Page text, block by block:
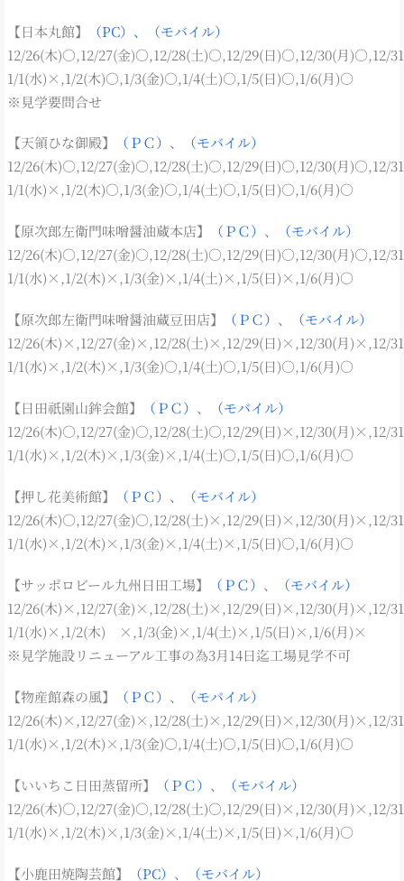
【日本丸館】 （PC）、
（モバイル）
12/26(木)○,12/27(金)○,12/28(土)○,12/29(日)○,12/30(月)○,12/
1/1(水)×,1/2(木)○,1/3(金)○,1/4(土)○,1/5(日)○,1/6(月)○
※見学要問合せ
【天領ひな御殿】 （ＰＣ） 、
（モバイル）
12/26(木)○,12/27(金)○,12/28(土)○,12/29(日)○,12/30(月)○,12/
1/1(水)×,1/2(木)○,1/3(金)○,1/4(土)○,1/5(日)○,1/6(月)○
【原次郎左衛門味噌醤油蔵本店】 （ＰＣ） 、
（モバイル）
12/26(木)○,12/27(金)○,12/28(土)○,12/29(日)○,12/30(月)○,12/
1/1(水)×,1/2(木)×,1/3(金)×,1/4(土)×,1/5(日)×,1/6(月)○
【原次郎左衛門味噌醤油蔵豆田店】 （ＰＣ） 、
（モバイル）
12/26(木)×,12/27(金)×,12/28(土)×,12/29(日)×,12/30(月)×,12/
1/1(水)×,1/2(木)×,1/3(金)○,1/4(土)○,1/5(日)○,1/6(月)○
【日田祇園山鉾会館】 （ＰＣ） 、
（モバイル）
12/26(木)○,12/27(金)○,12/28(土)○,12/29(日)×,12/30(月)×,12/
1/1(水)×,1/2(木)×,1/3(金)×,1/4(土)○,1/5(日)○,1/6(月)○
【押し花美術館】 （ＰＣ） 、
（モバイル）
12/26(木)○,12/27(金)○,12/28(土)×,12/29(日)×,12/30(月)×,12/
1/1(水)×,1/2(木)×,1/3(金)×,1/4(土)×,1/5(日)○,1/6(月)○
【サッポロビール九州日田工場】 （ＰＣ） 、
（モバイル）
12/26(木)×,12/27(金)×,12/28(土)×,12/29(日)×,12/30(月)×,12/
1/1(水)×,1/2(木) ×,1/3(金)×,1/4(土)×,1/5(日)×,1/6(月)×
※見学施設リニューアル工事の為3月14日迄工場見学不可
【物産館森の風】 （ＰＣ） 、
（モバイル）
12/26(木)×,12/27(金)×,12/28(土)×,12/29(日)×,12/30(月)×,12/
1/1(水)×,1/2(木)×,1/3(金)○,1/4(土)○,1/5(日)○,1/6(月)○
【いいちこ日田蒸留所】 （ＰＣ） 、
（モバイル）
12/26(木)○,12/27(金)○,12/28(土)○,12/29(日)×,12/30(月)×,12/
1/1(水)×,1/2(木)×,1/3(金)×,1/4(土)×,1/5(日)×,1/6(月)○
【小鹿田焼陶芸館】 （PC） 、 （モバイル）